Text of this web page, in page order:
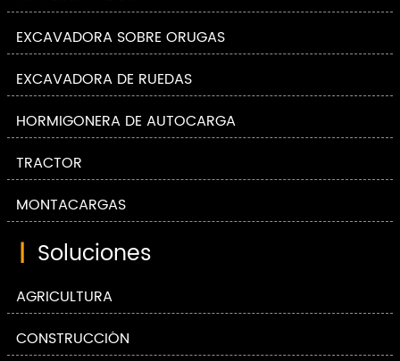
EXCAVADORA SOBRE ORUGAS
EXCAVADORA DE RUEDAS
HORMIGONERA DE AUTOCARGA
TRACTOR
MONTACARGAS
| Soluciones
AGRICULTURA
CONSTRUCCIÓN